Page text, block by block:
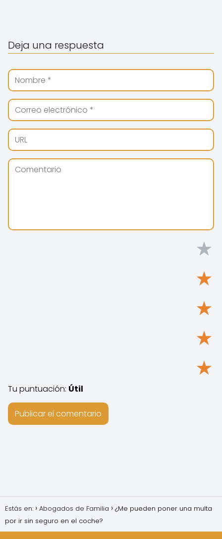
Deja una respuesta
★
★
★
★
★
Tu puntuación: Útil
Estás en: Abogados de Familia
¿Me pueden poner una multa
por ir sin seguro en el coche?